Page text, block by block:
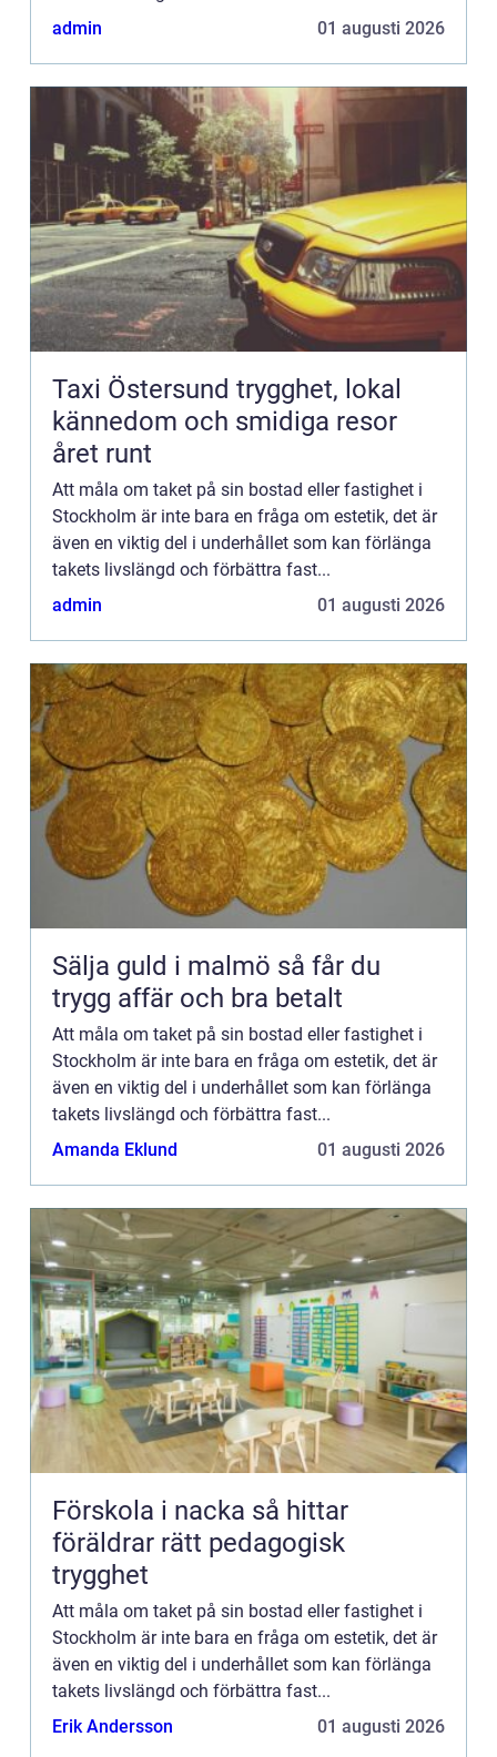
admin
01 augusti 2026
Taxi Östersund trygghet, lokal
kännedom och smidiga resor
året runt
Att måla om taket på sin bostad eller fastighet i
Stockholm är inte bara en fråga om estetik, det är
även en viktig del i underhållet som kan förlänga
takets livslängd och förbättra fast...
admin
01 augusti 2026
Sälja guld i malmö så får du
trygg affär och bra betalt
Att måla om taket på sin bostad eller fastighet i
Stockholm är inte bara en fråga om estetik, det är
även en viktig del i underhållet som kan förlänga
takets livslängd och förbättra fast...
Amanda Eklund
01 augusti 2026
Förskola i nacka så hittar
föräldrar rätt pedagogisk
trygghet
Att måla om taket på sin bostad eller fastighet i
Stockholm är inte bara en fråga om estetik, det är
även en viktig del i underhållet som kan förlänga
takets livslängd och förbättra fast...
Erik Andersson
01 augusti 2026